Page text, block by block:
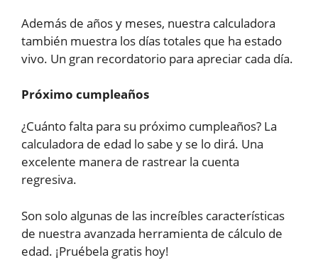
Además de años y meses, nuestra calculadora
también muestra los días totales que ha estado
vivo. Un gran recordatorio para apreciar cada día.
Próximo cumpleaños
¿Cuánto falta para su próximo cumpleaños? La
calculadora de edad lo sabe y se lo dirá. Una
excelente manera de rastrear la cuenta
regresiva.
Son solo algunas de las increíbles características
de nuestra avanzada herramienta de cálculo de
edad. ¡Pruébela gratis hoy!